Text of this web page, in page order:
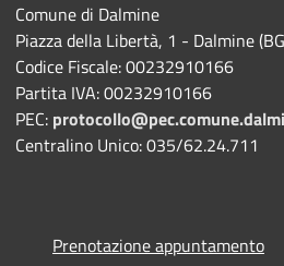
Comune di Dalmine
Piazza della Libertà, 1 - Dalmine
Codice Fiscale: 00232910166
Partita IVA: 00232910166
PEC:
Centralino Unico: 035/62.24.711
Prenotazione appuntamento